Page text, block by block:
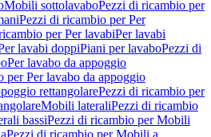
Mobili sottolavaboPezzi di ricambio per
Pezzi di ricambio per Per
per Per lavabiPer lavabi
lavabi doppiPiani per lavaboPezzi di
Per lavabo da appoggio
per Per lavabo da appoggio
rettangolarePezzi di ricambio per
Mobili lateraliPezzi di ricambio
bassiPezzi di ricambio per Mobili
Pezzi di ricambio per Mobili a